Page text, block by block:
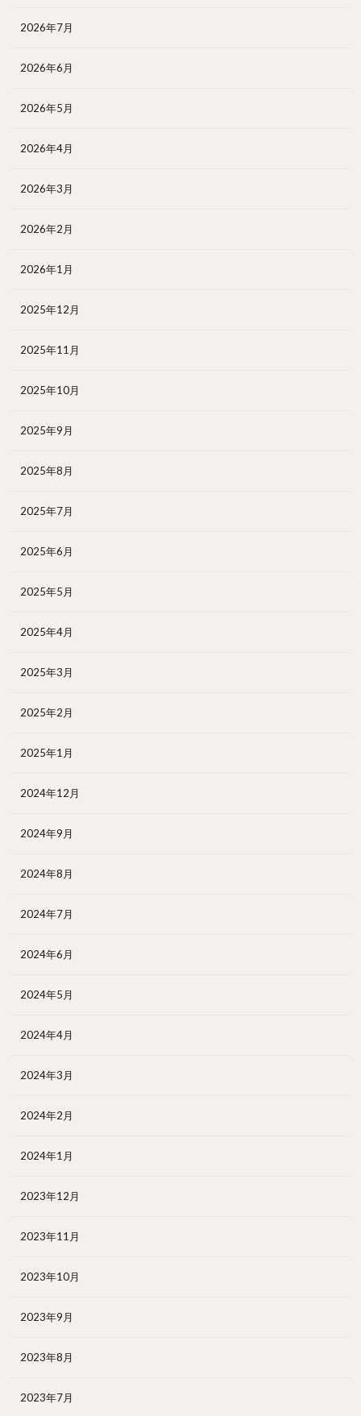
2026年7月
2026年6月
2026年5月
2026年4月
2026年3月
2026年2月
2026年1月
2025年12月
2025年11月
2025年10月
2025年9月
2025年8月
2025年7月
2025年6月
2025年5月
2025年4月
2025年3月
2025年2月
2025年1月
2024年12月
2024年9月
2024年8月
2024年7月
2024年6月
2024年5月
2024年4月
2024年3月
2024年2月
2024年1月
2023年12月
2023年11月
2023年10月
2023年9月
2023年8月
2023年7月